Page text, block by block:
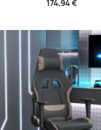
174,94 €